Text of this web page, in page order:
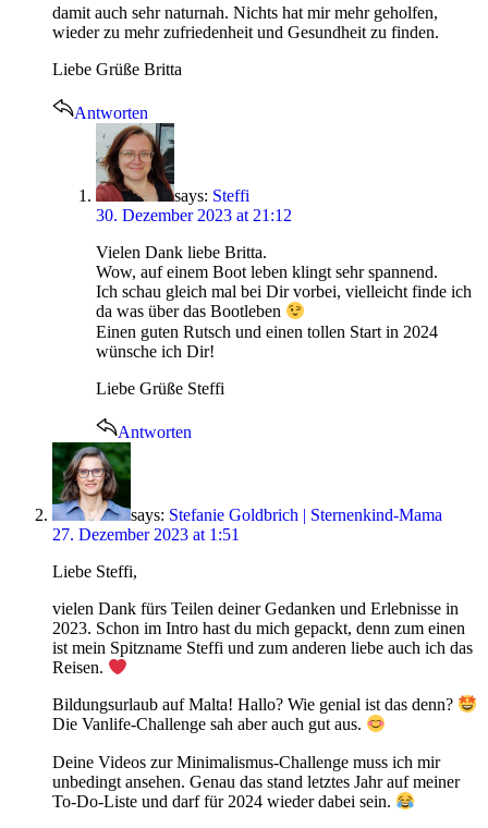
damit auch sehr naturnah. Nichts hat mir mehr geholfen,
wieder zu mehr zufriedenheit und Gesundheit zu finden.
Liebe Grüße Britta
Antworten
says: Steffi
30. Dezember 2023 at 21:12
Vielen Dank liebe Britta.
Wow, auf einem Boot leben klingt sehr spannend.
Ich schau gleich mal bei Dir vorbei, vielleicht finde ich
da was über das Bootleben
Einen guten Rutsch und einen tollen Start in 2024
wünsche ich Dir!
Liebe Grüße Steffi
Antworten
says: Stefanie Goldbrich | Sternenkind-Mama
27. Dezember 2023 at 1:51
Liebe Steffi,
vielen Dank fürs Teilen deiner Gedanken und Erlebnisse in
2023. Schon im Intro hast du mich gepackt, denn zum einen
ist mein Spitzname Steffi und zum anderen liebe auch ich das
Reisen.
Bildungsurlaub auf Malta! Hallo? Wie genial ist das denn?
Die Vanlife-Challenge sah aber auch gut aus.
Deine Videos zur Minimalismus-Challenge muss ich mir
unbedingt ansehen. Genau das stand letztes Jahr auf meiner
To-Do-Liste und darf für 2024 wieder dabei sein.